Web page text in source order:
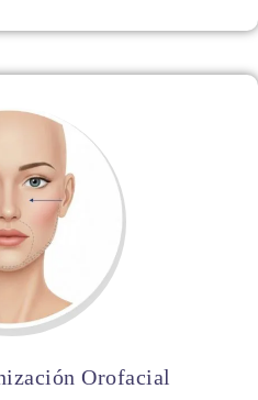
Orofacial